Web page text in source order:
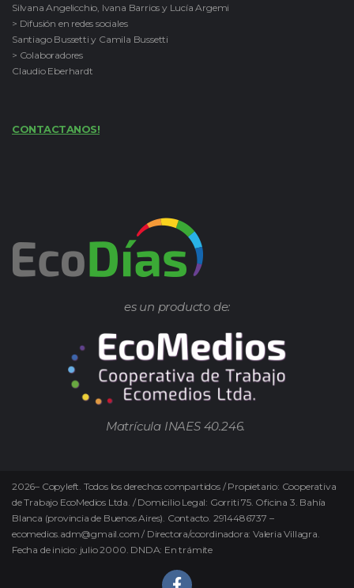
Silvana Angelicchio, Ivana Barrios y Lucía Argemi
> Difusión en redes sociales
Santiago Bussetti y Camila Bussetti
> Colaboradores
Claudio Eberhardt
CONTACTANOS!
es un producto de:
Matrícula INAES 40.246.
2026– Copyleft. Todos los derechos compartidos / Propietario: Cooperativa
de Trabajo EcoMedios Ltda. / Domicilio Legal: Gorriti 75. Oficina 3. Bahía
Blanca (provincia de Buenos Aires). Contacto. 2914486737 –
ecomedios.adm@gmail.com / Directora/coordinadora: Valeria Villagra.
Fecha de inicio: julio 2000. DNDA: En trámite